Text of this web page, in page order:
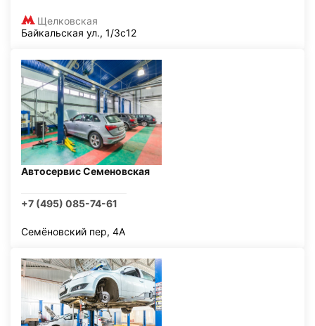
Щелковская
Байкальская ул., 1/3с12
Автосервис Семеновская
+7 (495) 085-74-61
Семёновский пер, 4А